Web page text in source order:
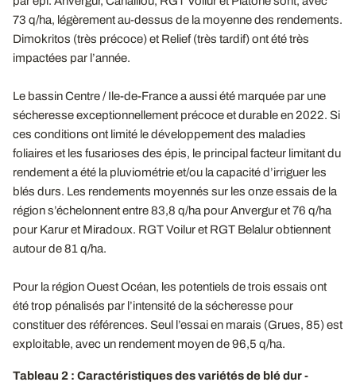
73 q/ha, légèrement au-dessus de la moyenne des rendements.
Dimokritos (très précoce) et Relief (très tardif) ont été très
impactées par l’année.
Le bassin Centre / Ile-de-France a aussi été marquée par une
sécheresse exceptionnellement précoce et durable en 2022. Si
ces conditions ont limité le développement des maladies
foliaires et les fusarioses des épis, le principal facteur limitant du
rendement a été la pluviométrie et/ou la capacité d’irriguer les
blés durs. Les rendements moyennés sur les onze essais de la
région s’échelonnent entre 83,8 q/ha pour Anvergur et 76 q/ha
pour Karur et Miradoux. RGT Voilur et RGT Belalur obtiennent
autour de 81 q/ha.
Pour la région Ouest Océan, les potentiels de trois essais ont
été trop pénalisés par l’intensité de la sécheresse pour
constituer des références. Seul l’essai en marais (Grues, 85) est
exploitable, avec un rendement moyen de 96,5 q/ha.
Tableau 2 : Caractéristiques des variétés de blé dur -